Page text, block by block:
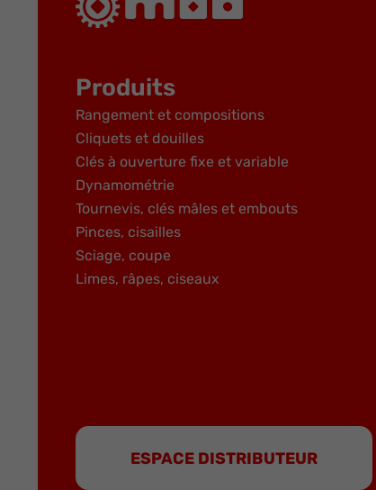
Produits
Rangement et compositions
Cliquets et douilles
Clés à ouverture fixe et variable
Dynamométrie
Tournevis, clés mâles et embouts
Pinces, cisailles
Sciage, coupe
Limes, râpes, ciseaux
ESPACE DISTRIBUTEUR